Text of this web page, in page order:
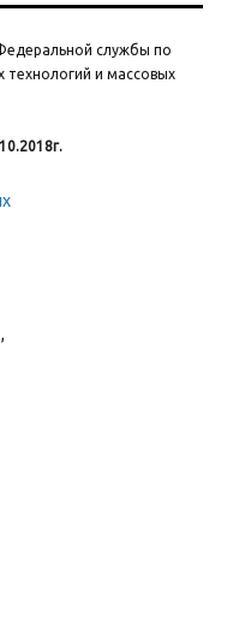
службы по
технологий и массовых